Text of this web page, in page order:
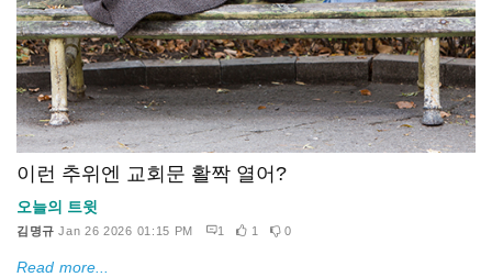
이런 추위엔 교회문 활짝 열어?
오늘의 트윗
김명규 Jan 26 2026 01:15 PM 1 1 0
Read more...